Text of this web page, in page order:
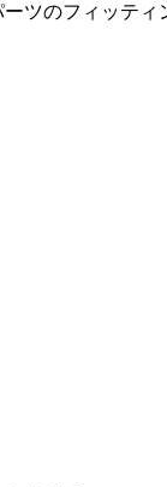
ツのフィッテ